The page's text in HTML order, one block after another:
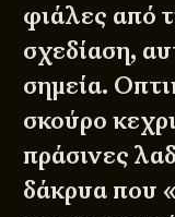
φιάλες από
σχεδίαση,
σημεία.
σκούρο
πράσινες
δάκρυα που